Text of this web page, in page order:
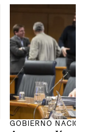
GOBIERNO